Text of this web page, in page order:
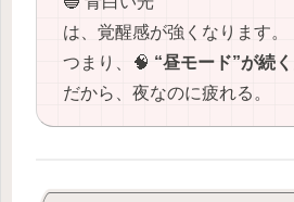
は、覚醒感が強くなります。
つまり、🧠 “昼モード”が続く
だから、夜なのに疲れる。